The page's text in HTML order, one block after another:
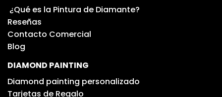
¿Qué es la Pintura de Diamante?
Reseñas
Contacto Comercial
Blog
DIAMOND PAINTING
Diamond painting personalizado
Tarjetas de Regalo